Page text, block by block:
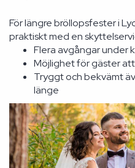
För längre bröllopsfester i
praktiskt med en
Flera avgångar under
Möjlighet för gäster
Tryggt och bekvämt
länge